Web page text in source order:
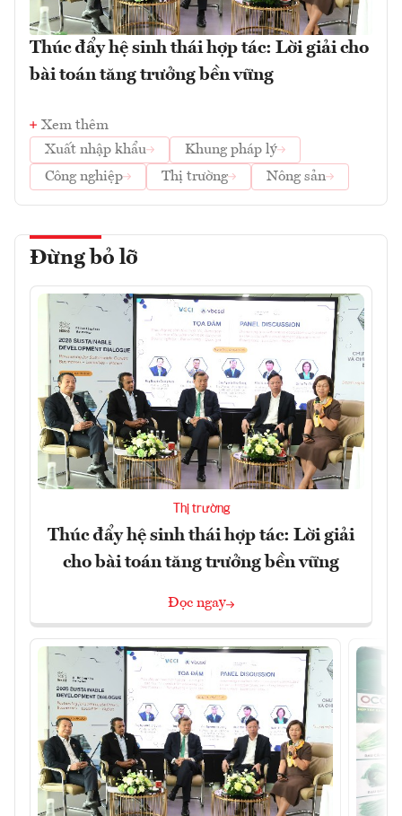
Thúc đẩy hệ sinh thái hợp tác: Lời giải cho
bài toán tăng trưởng bền vững
Xem thêm
Xuất nhập khẩu
Khung pháp lý
Công nghiệp
Thị trường Nông sản
Đừng bỏ lỡ
Thị trường
Thúc đẩy hệ sinh thái hợp tác: Lời giải
cho bài toán tăng trưởng bền vững
Đọc ngay